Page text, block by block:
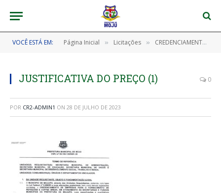
VOCÊ ESTÁ EM: Página Inicial » Licitações » CREDENCIAMENTO Nº 001/2023 – CPL/PMM (CREDENCIAMENTO DE EMPRESAS PARA O FORNECIMENTO DE REFEIÇÕES E COFFEE BREAK)
JUSTIFICATIVA DO PREÇO (1) 0
POR CR2-ADMIN1 ON 28 DE JULHO DE 2023